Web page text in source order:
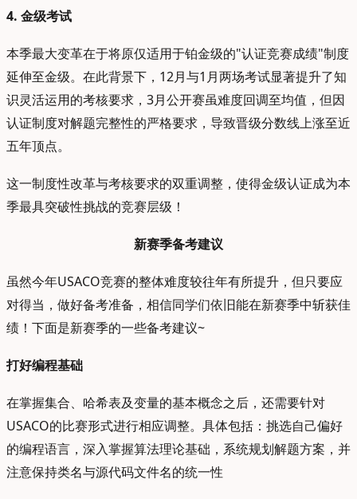
4. 金级考试
本季最大变革在于将原仅适用于铂金级的"认证竞赛成绩"制度
延伸至金级。在此背景下，12月与1月两场考试显著提升了知
识灵活运用的考核要求，3月公开赛虽难度回调至均值，但因
认证制度对解题完整性的严格要求，导致晋级分数线上涨至近
五年顶点。
这一制度性改革与考核要求的双重调整，使得金级认证成为本
季最具突破性挑战的竞赛层级！
新赛季备考建议
虽然今年USACO竞赛的整体难度较往年有所提升，但只要应
对得当，做好备考准备，相信同学们依旧能在新赛季中斩获佳
绩！下面是新赛季的一些备考建议~
打好编程基础
在掌握集合、哈希表及变量的基本概念之后，还需要针对
USACO的比赛形式进行相应调整。具体包括：挑选自己偏好
的编程语言，深入掌握算法理论基础，系统规划解题方案，并
注意保持类名与源代码文件名的统一性